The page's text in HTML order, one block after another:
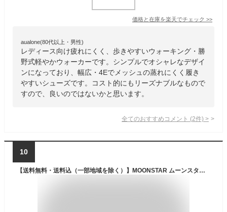
価格と在庫を楽天でチェック >>
aualone(80代以上・男性)
レディース向け疲れにくく、歩きやすいウォーキング・勝
野式軽やかウォーカーです。シンプルでオシャレなデザイ
ンになっており、幅広・4Eでメッシュの蒸れにくく履き
やすいシューズです。コスト的にもリーズナブルなもので
すので、良いのではないかと思います。
全てのおすすめコメント (2件) >
10
【送料無料・送料込（一部地域を除く）】MOONSTAR ムーンスター サプリスト SPLT L172レディース 婦人靴 4E 幅広 ゆったり 防水 消臭 抗菌 ウォーキングシューズ レインシューズ 通勤 運動